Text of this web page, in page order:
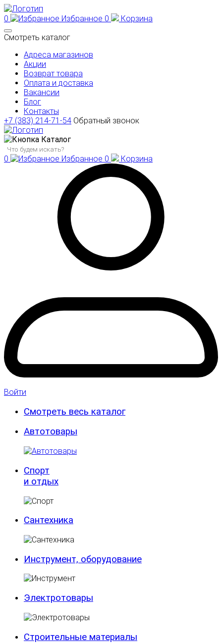
0 Избранное 0
Корзина
Смотреть каталог
Адреса магазинов
Акции
Возврат товара
Оплата и доставка
Вакансии
Блог
Контакты
+7 (383) 214-71-54 Обратный звонок
Каталог
0 Избранное 0 Корзина
Войти
Смотреть весь каталог
Автотовары
Спорт
и отдых
Сантехника
Инструмент, оборудование
Электротовары
Строительные материалы